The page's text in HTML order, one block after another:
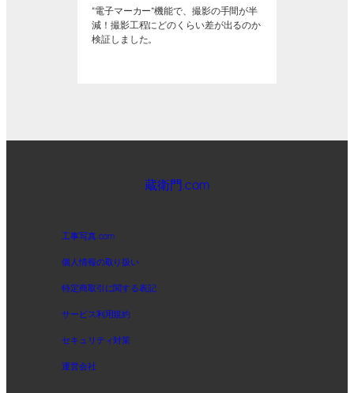
“電子マーカー”機能で、撮影の手間が半
減！撮影工程にどのくらい差が出るのか
検証しました。
蔵衛門.com
工事写真.com
個人情報の取り扱い
特定商取引に関する表記
サービス利用規約
セキュリティ対策
運営会社